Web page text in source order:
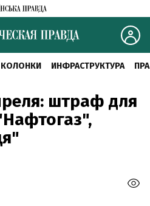
КОЛОНКИ ИНФРАСТРУКТУРА
штраф для